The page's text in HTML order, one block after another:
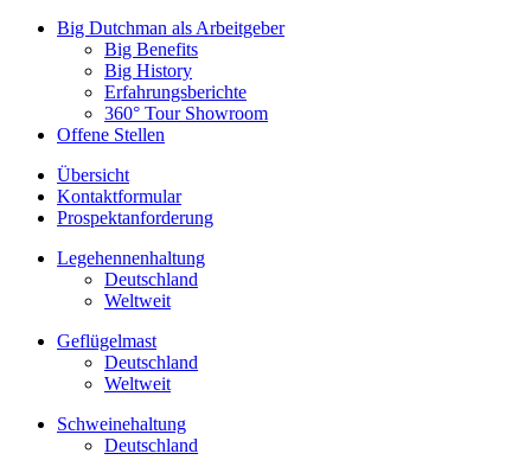
Big Dutchman als Arbeitgeber
Big Benefits
Big History
Erfahrungsberichte
360° Tour Showroom
Offene Stellen
Übersicht
Kontaktformular
Prospektanforderung
Legehennenhaltung
Deutschland
Weltweit
Geflügelmast
Deutschland
Weltweit
Schweinehaltung
Deutschland